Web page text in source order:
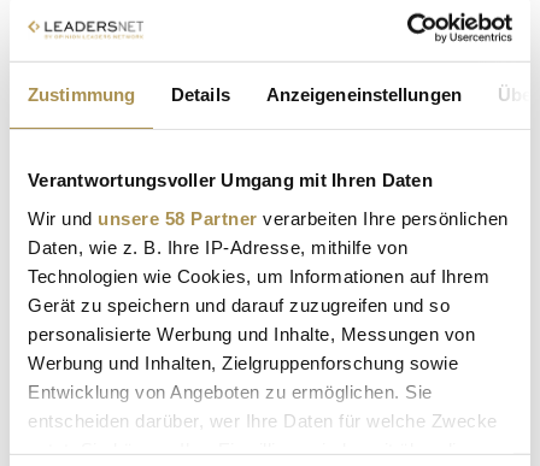
Zustimmung Details Anzeigeneinstellungen
Verantwortungsvoller Umgang mit Ihren Daten
Wir und unsere 58 Partner verarbeiten Ihre persönlichen
Daten, wie z. B. Ihre IP-Adresse, mithilfe von
Technologien wie Cookies, um Informationen auf Ihrem
Gerät zu speichern und darauf zuzugreifen und so
personalisierte Werbung und Inhalte, Messungen von
Werbung und Inhalten, Zielgruppenforschung sowie
Entwicklung von Angeboten zu ermöglichen. Sie
entscheiden darüber, wer Ihre Daten für welche Zwecke